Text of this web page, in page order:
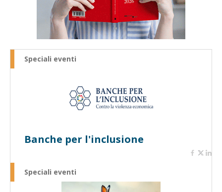
Speciali eventi
Banche per l'inclusione
Speciali eventi